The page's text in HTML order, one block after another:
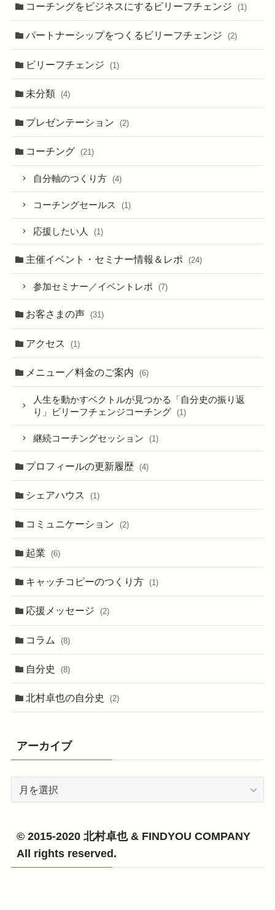
コーチングをビジネスにするビリーフチェンジ (1)
パートナーシップをつくるビリーフチェンジ (2)
ビリーフチェンジ (1)
未分類 (4)
プレゼンテーション (2)
コーチング (21)
自分軸のつくり方 (4)
コーチングセールス (1)
応援したい人 (1)
主催イベント・セミナー情報＆レポ (24)
参加セミナー／イベントレポ (7)
お客さまの声 (31)
アクセス (1)
メニュー／料金のご案内 (6)
人生を動かすベクトルが見つかる「自分史の振り返
り」ビリーフチェンジコーチング
(1)
継続コーチングセッション (1)
プロフィールの更新履歴 (4)
シェアハウス (1)
コミュニケーション (2)
起業 (6)
キャッチコピーのつくり方 (1)
応援メッセージ (2)
コラム (8)
自分史 (8)
北村卓也の自分史 (2)
アーカイブ
© 2015-2020 北村卓也 & FINDYOU COMPANY
All rights reserved.